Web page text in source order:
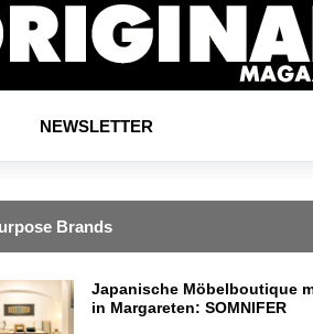
NEWSLETTER
Brands
Japanische Möbelboutique
in Margareten: SOMNIFER